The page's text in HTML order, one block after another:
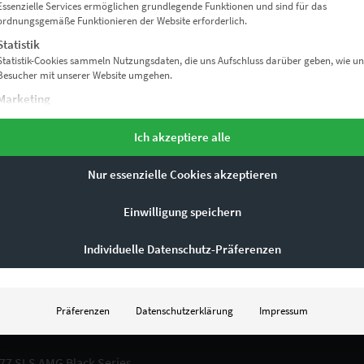
PRODUKTE
Moby Dick Vol II
ca. 10 Werktage
Services ermöglichen grundlegende Funktionen und sind für das
Funktionieren der Website erforderlich.
Cookies sammeln Nutzungsdaten, die uns Aufschluss darüber geben, wie
mit unserer Website umgehen.
personalisierte Werbung anzuzeigen. Sie tun dies, indem sie Besucher über Websites
Inhalte von Videoplattformen und Social-Media-Plattformen werden standardmäßig
keine manuelle Einwilligung mehr erforderlich.
Ich akzeptiere alle
Nur essenzielle Cookies akzeptieren
Einwilligung speichern
Individuelle Datenschutz-Präferenzen
Präferenzen Datenschutzerklärung Impressum